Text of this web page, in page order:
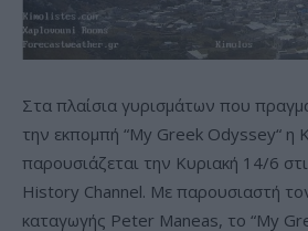
Στα πλαίσια γυρισμάτων που
την εκπομπή “My Greek Odyssey“ η
παρουσιάζεται την Κυριακή 14/6
History Channel. Με παρουσιαστή
καταγωγής Peter Maneas, το “My